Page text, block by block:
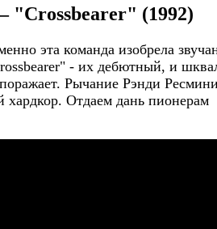
"Crossbearer" (1992)
эта команда изобрела
- их дебютный, и
Рычание Рэнди
хардкор. Отдаем дань пионерам